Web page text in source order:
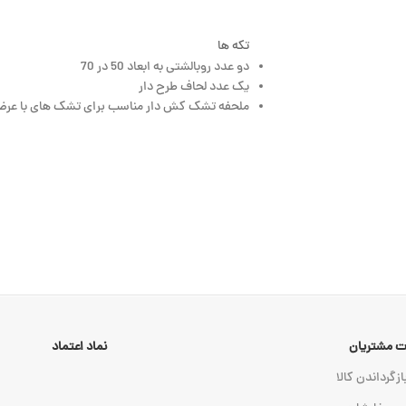
تکه ها
دو عدد روبالشتی به ابعاد 50 در 70
یک عدد لحاف طرح دار
ملحفه تشک کش دار مناسب برای تشک های با عرض 90 تا 120 به انتخاب
مشتریان
کالا
نماد اعتماد